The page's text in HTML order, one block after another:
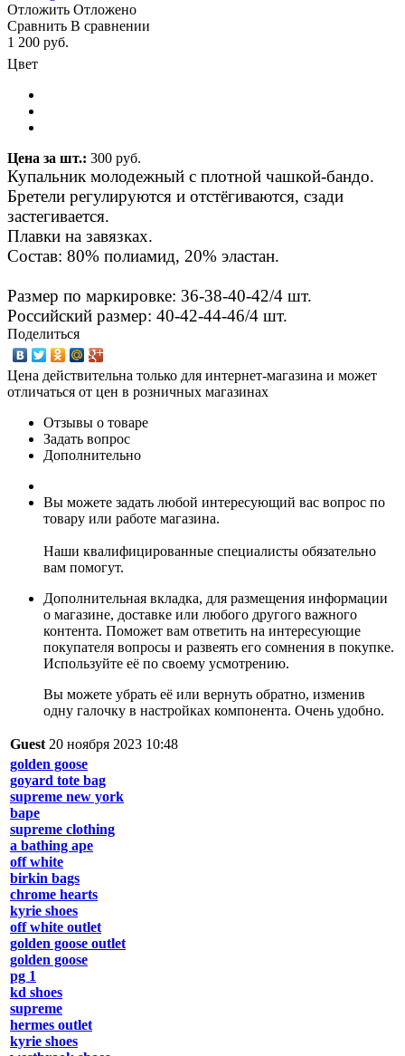
Отложить Отложено
Сравнить В сравнении
1 200 руб.
Цвет
Цена за шт.: 300 руб.
Купальник молодежный с плотной чашкой-бандо.
Бретели регулируются и отстёгиваются, сзади
заcтегивается.
Плавки на завязках.
Состав: 80% полиамид, 20% эластан.
Размер по маркировке: 36-38-40-42/4 шт.
Российский размер: 40-42-44-46/4 шт.
Поделиться
Цена действительна только для интернет-магазина и может
отличаться от цен в розничных магазинах
Отзывы о товаре
Задать вопрос
Дополнительно
Вы можете задать любой интересующий вас вопрос по
товару или работе магазина.
Наши квалифицированные специалисты обязательно
вам помогут.
Дополнительная вкладка, для размещения информации
о магазине, доставке или любого другого важного
контента. Поможет вам ответить на интересующие
покупателя вопросы и развеять его сомнения в покупке.
Используйте её по своему усмотрению.
Вы можете убрать её или вернуть обратно, изменив
одну галочку в настройках компонента. Очень удобно.
Guest 20 ноября 2023 10:48
golden goose
goyard tote bag
supreme new york
bape
supreme clothing
a bathing ape
off white
birkin bags
chrome hearts
kyrie shoes
off white outlet
golden goose outlet
golden goose
pg 1
kd shoes
supreme
hermes outlet
kyrie shoes